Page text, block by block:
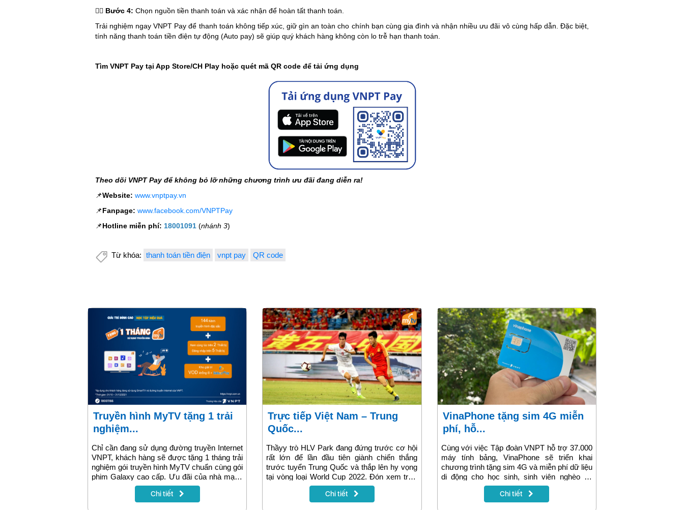
👉🏻 Bước 4: Chọn nguồn tiền thanh toán và xác nhận để hoàn tất thanh toán.
Trải nghiệm ngay VNPT Pay để thanh toán không tiếp xúc, giữ gìn an toàn cho chính bạn cùng gia đình và nhận nhiều ưu đãi vô cùng hấp dẫn. Đặc biệt,
tính năng thanh toán tiền điện tự động (Auto pay) sẽ giúp quý khách hàng không còn lo trễ hạn thanh toán.
Tìm VNPT Pay tại App Store/CH Play hoặc quét mã QR code để tải ứng dụng
Theo dõi VNPT Pay để không bỏ lỡ những chương trình ưu đãi đang diễn ra!
📌Website: www.vnptpay.vn
📌Fanpage: www.facebook.com/VNPTPay
📌Hotline miễn phí: 18001091 (nhánh 3)
Từ khóa: thanh toán tiền điện vnpt pay QR code
Truyền hình MyTV tặng 1 trải
nghiệm...
Chỉ cần đang sử dụng đường truyền Internet
VNPT, khách hàng sẽ được tặng 1 tháng trải
nghiệm gói truyền hình MyTV chuẩn cùng gói
phim Galaxy cao cấp. Ưu đãi của nhà mạng
sẽ được áp dụng đến hết năm 2021
Chi tiết
Trực tiếp Việt Nam – Trung
Quốc...
Thầyy trò HLV Park đang đứng trước cơ hội
rất lớn để lần đầu tiên giành chiến thắng
trước tuyển Trung Quốc và thắp lên hy vọng
tại vòng loại World Cup 2022. Đón xem trực
tiếp trận thi đấu giữa 2 đội tuyển Việt Nam -
Trung Quốc cùng các trận đấu khác của
Chi tiết
VinaPhone tặng sim 4G miễn
phí, hỗ...
Cùng với việc Tập đoàn VNPT hỗ trợ 37.000
máy tính bảng, VinaPhone sẽ triển khai
chương trình tặng sim 4G và miễn phí dữ liệu
di động cho học sinh, sinh viên nghèo cả
nước trong chương trình “Sóng và máy tính
cho em” do Thủ tướng phát động.
Chi tiết